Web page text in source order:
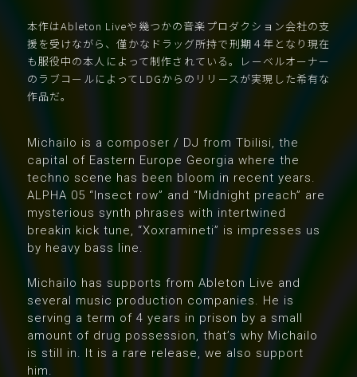
本作はAbleton Liveや幾つかの音楽プロダクション会社の支
援を受けながら、僅かなドラッグ所持で刑期４年となり現在
も服役中の本人によって制作されている。レーベルオーナー
のラブコールによってLDGからのリリースが実現した希有な
作品だ。
Michailo is a composer / DJ from Tbilisi, the
capital of Eastern Europe Georgia where the
techno scene has been bloom in recent years.
ALPHA 05 “Insect row” and “Midnight preach” are
mysterious synth phrases with intertwined
breakin kick tune, “Xoxramineti” is impresses us
by heavy bass line.
Michailo has supports from Ableton Live and
several music production companies. He is
serving a term of 4 years in prison by a small
amount of drug possession, that’s why Michailo
is still in. It is a rare release, we also support
him.